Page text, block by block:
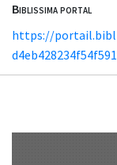
Biblissima portal
https://